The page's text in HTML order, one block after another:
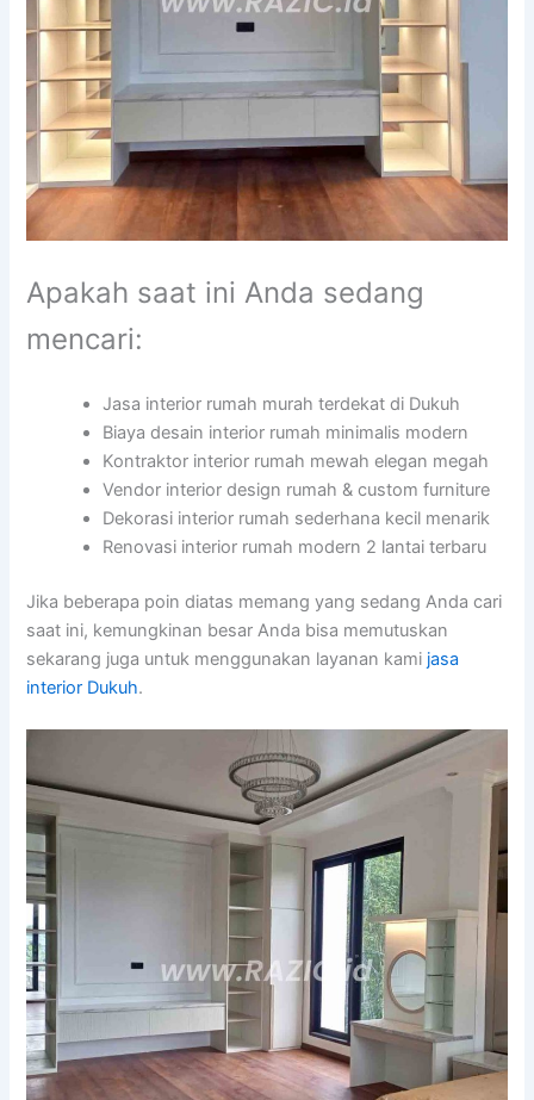
Apakah saat ini Anda sedang
mencari:
Jasa interior rumah murah terdekat di Dukuh
Biaya desain interior rumah minimalis modern
Kontraktor interior rumah mewah elegan megah
Vendor interior design rumah & custom furniture
Dekorasi interior rumah sederhana kecil menarik
Renovasi interior rumah modern 2 lantai terbaru
Jika beberapa poin diatas memang yang sedang Anda cari
saat ini, kemungkinan besar Anda bisa memutuskan
sekarang juga untuk menggunakan layanan kami jasa
interior Dukuh.